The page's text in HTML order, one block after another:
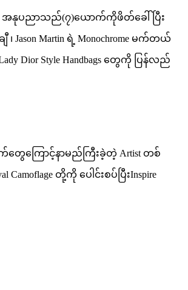
(Artist) အနုပညာသည်(၇)ယောက်ကိုဖိတ်ခေါ်ပြီး
Jason Martin ရဲ့ Monochrome မက်တယ်
Dior Style Handbags တွေကို ပြန်လည်
တွေကြောင့်နာမည်ကြီးခဲ့တဲ့ Artist တစ်
တို့ကို ပေါင်းစပ်ပြီးInspire